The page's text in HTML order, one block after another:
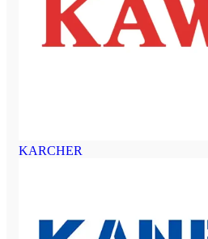
KARCHER